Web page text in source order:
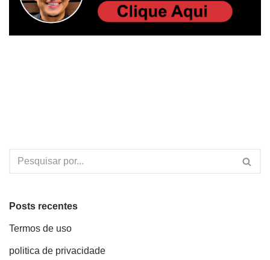
Posts recentes
Termos de uso
politica de privacidade